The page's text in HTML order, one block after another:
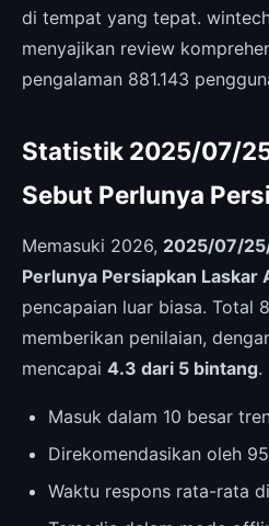
di tempat yang tepat.
menyajikan review
pengalaman 881.143
Statistik 2025/07/
Sebut Perlunya
Memasuki 2026, 2025/07/
Perlunya Persiapkan Laskar
pencapaian luar biasa. Total
memberikan penilaian,
mencapai 4.3 dari 5 bintang.
Masuk dalam 10 besar
Direkomendasikan oleh
Waktu respons rata-rata